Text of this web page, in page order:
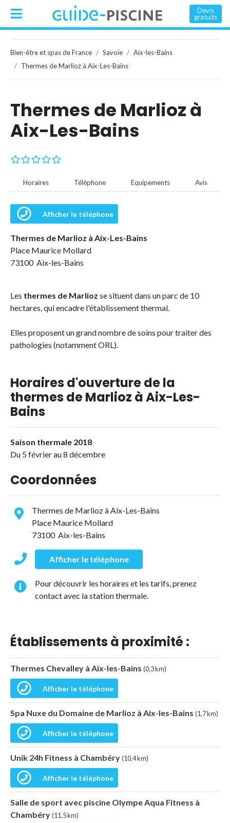
Devis
gratuits
Bien-être et spas de France Savoie
Aix-les-Bains
Thermes de Marlioz à Aix-Les-Bains
Thermes de Marlioz à
Aix-Les-Bains
Horaires Téléphone Equipements Avis
Afficher le téléphone
Thermes de Marlioz à Aix-Les-Bains
Place Maurice Mollard
73100 Aix-les-Bains
Les thermes de Marlioz se situent dans un parc de 10
hectares, qui encadre l'établissement thermal.
Elles proposent un grand nombre de soins pour traiter des
pathologies (notamment ORL).
Horaires d'ouverture de la
thermes de Marlioz à Aix-Les-
Bains
Saison thermale 2018
Du 5 février au 8 décembre
Coordonnées
Thermes de Marlioz à Aix-Les-Bains
Place Maurice Mollard
73100 Aix-les-Bains
Afficher le téléphone
Pour découvrir les horaires et les tarifs, prenez
contact avec la station thermale.
Établissements à proximité :
Thermes Chevalley à Aix-les-Bains (0,3 km)
Afficher le téléphone
Spa Nuxe du Domaine de Marlioz à Aix-les-Bains (1,7 km)
Afficher le téléphone
Unik 24h Fitness à Chambéry(10,4 km)
Afficher le téléphone
Salle de sport avec piscine Olympe Aqua Fitness à
Chambéry(11,5 km)